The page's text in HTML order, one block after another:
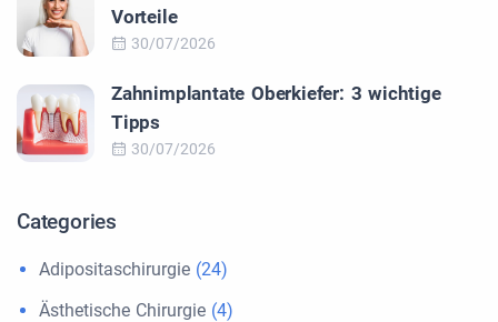
Vorteile
30/07/2026
Zahnimplantate Oberkiefer: 3 wichtige
Tipps
30/07/2026
Categories
Adipositaschirurgie (24)
Ästhetische Chirurgie (4)